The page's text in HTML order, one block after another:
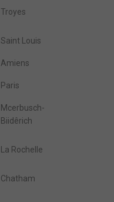
Troyes
Saint Louis
Amiens
Paris
Mcerbusch-
Biidêrich
La Rochelle
Chatham